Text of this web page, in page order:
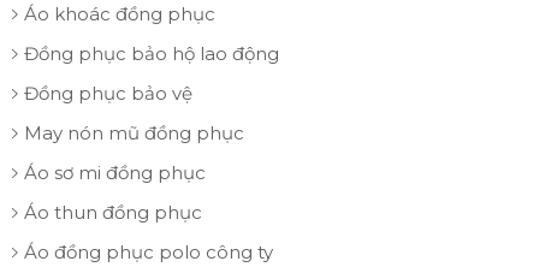
Áo khoác đồng phục
Đồng phục bảo hộ lao động
Đồng phục bảo vệ
May nón mũ đồng phục
Áo sơ mi đồng phục
Áo thun đồng phục
Áo đồng phục polo công ty